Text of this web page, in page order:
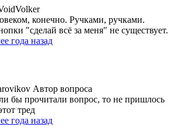
конечно. Ручками, ручками.
"сделай всё за меня" не существует.
года назад
Автор вопроса
бы прочитали вопрос, то не пришлось
тред
года назад